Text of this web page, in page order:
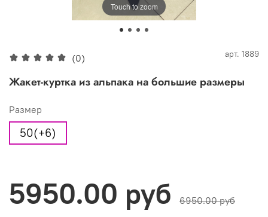
Touch to zoom
(0) арт. 1889
Жакет-куртка из альпака на большие размеры
Размер
50(+6)
5950.00 руб 6950.00 руб